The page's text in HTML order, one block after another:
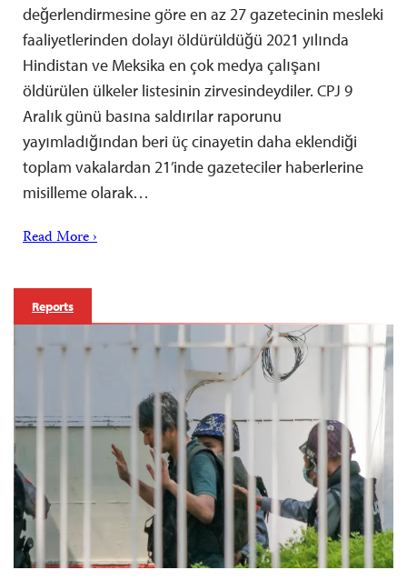
değerlendirmesine göre en az 27 gazetecinin mesleki
faaliyetlerinden dolayı öldürüldüğü 2021 yılında
Hindistan ve Meksika en çok medya çalışanı
öldürülen ülkeler listesinin zirvesindeydiler. CPJ 9
Aralık günü basına saldırılar raporunu
yayımladığından beri üç cinayetin daha eklendiği
toplam vakalardan 21’inde gazeteciler haberlerine
misilleme olarak…
Read More ›
Reports